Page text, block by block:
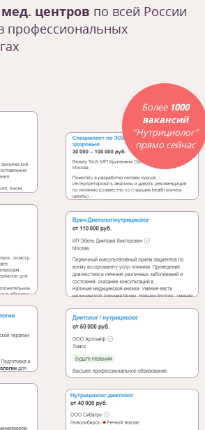
Более 1000
вакансий
“Нутрициолог”
прямо сейчас
мед. центров по всей России
профессиональных